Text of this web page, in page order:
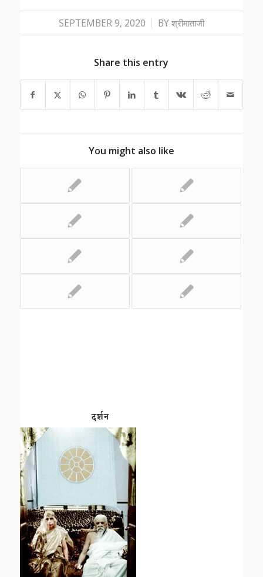
SEPTEMBER 9, 2020
/ BYश्रीमाताजी
Share this entry
You might also like
दर्शन